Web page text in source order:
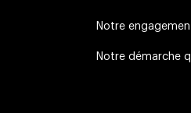
Notre
Notre démarche